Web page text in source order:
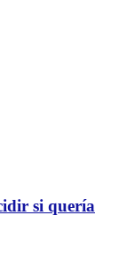
si quería